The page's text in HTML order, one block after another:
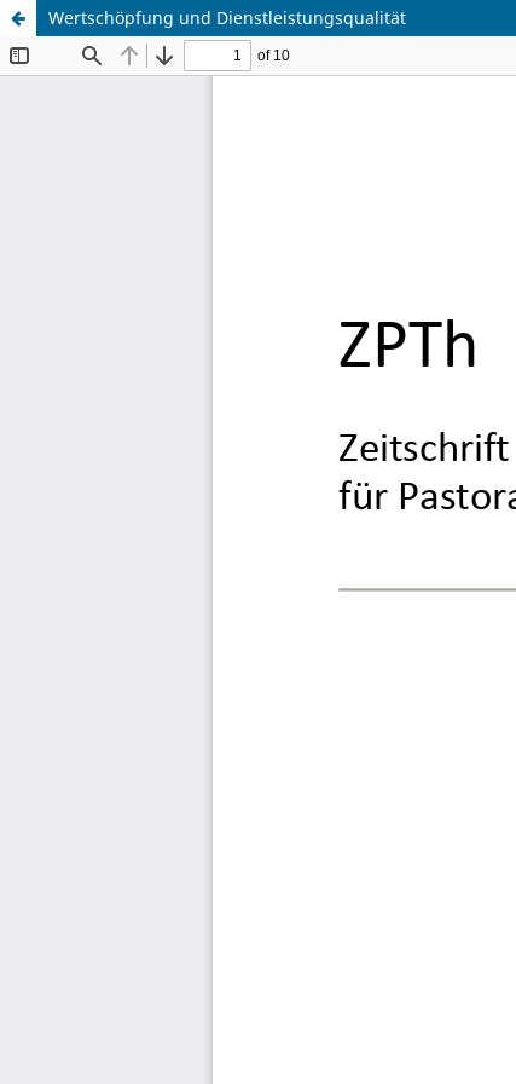
Wertschöpfung und Dienstleistungsqualität